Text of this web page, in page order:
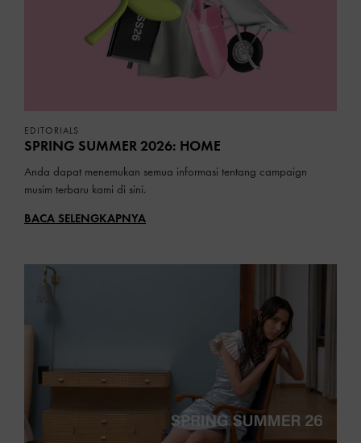
EDITORIALS
SPRING SUMMER 2026: HOME
Anda dapat menemukan semua informasi tentang campaign
musim terbaru kami di sini.
BACA SELENGKAPNYA